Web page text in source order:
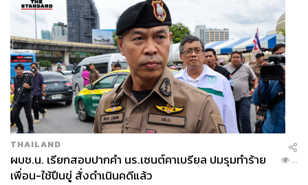
THAILAND
ผบช.น. เรียกสอบปากคำ นร.เซนต์คาเบรียล ปมรุมทำร้าย
เพื่อน-ใช้ปืนขู่ สั่งดำเนินคดีแล้ว
...